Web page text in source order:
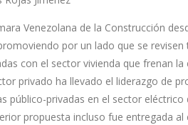
Venezolana de la Construcción
por un lado que se revisen
con el sector vivienda que frenan
privado ha llevado el liderazgo de
público-privadas en el sector eléctrico
propuesta incluso fue entregada al